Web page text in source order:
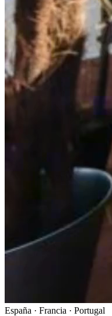
España · Francia · Portugal